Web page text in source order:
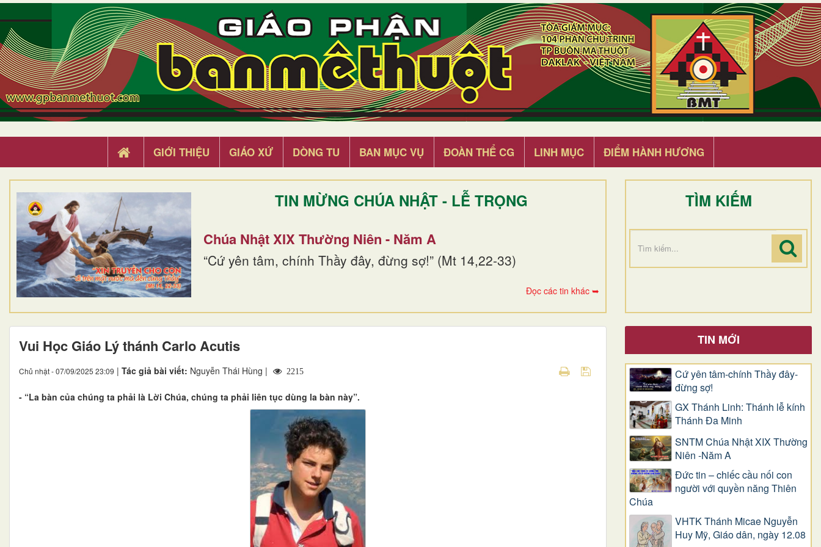
GIỚI THIỆU GIÁO XỨ DÒNG TU BAN MỤC VỤ ĐOÀN THỂ CG LINH MỤC ĐIỂM HÀNH HƯƠNG
TIN MỪNG CHÚA NHẬT - LỄ TRỌNG
Chúa Nhật XIX Thường Niên - Năm A
“Cứ yên tâm, chính Thầy đây, đừng sợ!” (Mt 14,22-33)
Đọc các tin khác ➥
TÌM KIẾM
Vui Học Giáo Lý thánh Carlo Acutis
Chủ nhật - 07/09/2025 23:09 | Tác giả bài viết: Nguyễn Thái Hùng | 2215
- “La bàn của chúng ta phải là Lời Chúa, chúng ta phải liên tục dùng la bàn này”.
TIN MỚI
Cứ yên tâm-chính Thầy đây-
đừng sợ!
GX Thánh Linh: Thánh lễ kính
Thánh Đa Minh
SNTM Chúa Nhật XIX Thường
Niên -Năm A
Đức tin – chiếc cầu nối con
người với quyền năng Thiên
Chúa
VHTK Thánh Micae Nguyễn
Huy Mỹ, Giáo dân, ngày 12.08